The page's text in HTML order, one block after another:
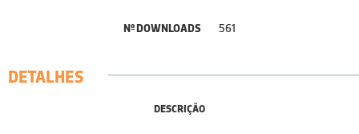
Nº DOWNLOADS 561
DETALHES
DESCRIÇÃO